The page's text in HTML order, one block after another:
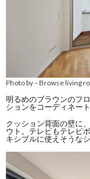
Photo by–Browse living
明るめのブラウンのフ
ションをコーディネート
クッション背面の壁に
ウト。テレビもテレビ
キシブルに使えそうな